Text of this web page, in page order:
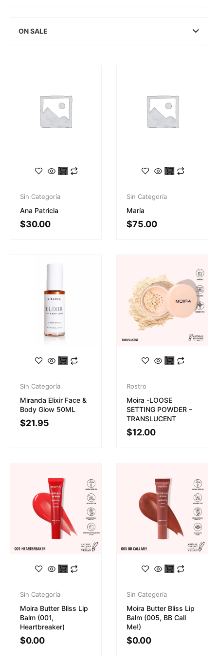
ON SALE
Sin Categoría
Ana Patricia
$30.00
Sin Categoría
María
$75.00
Sin Categoría
Miranda Elixir Face &
Body Glow 50ML
$21.95
Rostro
Moira -LOOSE
SETTING POWDER –
TRANSLUCENT
$12.00
Sin Categoría
Moira Butter Bliss Lip
Balm (001,
Heartbreaker)
$0.00
Sin Categoría
Moira Butter Bliss Lip
Balm (005, BB Call
Me!)
$0.00